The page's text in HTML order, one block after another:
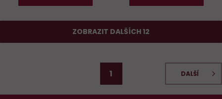
ZOBRAZIT DALŠÍCH 12
1 DALŠÍ